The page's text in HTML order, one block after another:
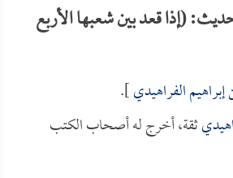
(إذا قعد بين شعبها الأربع
الفراهيدي].
ثقة، أخرج له أصحاب الكتب